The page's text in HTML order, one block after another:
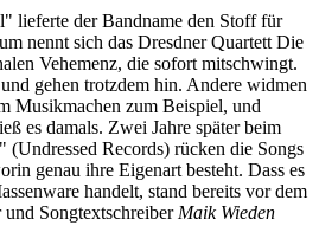
lieferte der Bandname den Stoff für
nennt sich das Dresdner Quartett Die
Vehemenz, die sofort mitschwingt.
gehen trotzdem hin. Andere widmen
Musikmachen zum Beispiel, und
es damals. Zwei Jahre später beim
Records) rücken die Songs
genau ihre Eigenart besteht. Dass es
handelt, stand bereits vor dem
Songtextschreiber Maik Wieden